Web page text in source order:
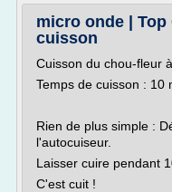
micro onde |
cuisson
Cuisson du chou-fleur
Temps de cuisson : 10
Rien de plus simple :
l'autocuiseur.
Laisser cuire pendant
C'est cuit !